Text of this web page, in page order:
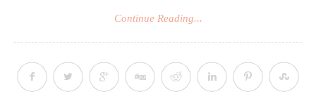
Continue Reading...